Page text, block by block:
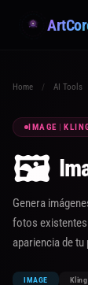
Home / AI Tools
IMAGE |
🖼️
Genera
fotos
apariencia de
IMAGE Kling